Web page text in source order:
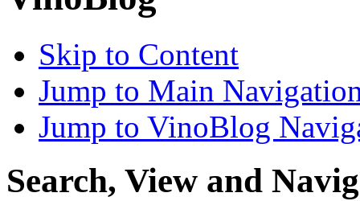
Skip to Content
Jump to Main
Jump to VinoBlog
Search, View and